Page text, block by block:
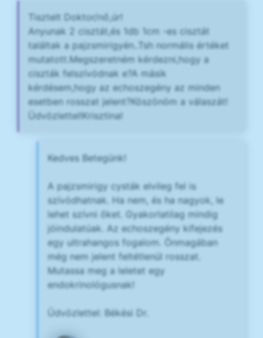
Tisztelt Doktor/nő,úr!
Anyunak 2 cisztát,és 1db 1cm -es cisztát
találtak a pajzsmirigyén..Tsh normális értéket
mutatott.Megszeretném kérdezni,hogy a
ciszták felszívódnak e?A másik
kérdésem,hogy az echoszegény az minden
esetben rosszat jelent?Köszönöm a válaszát!
Üdvözlettel!Krisztina!
Kedves Betegünk!
A pajzsmirigy cysták elvileg fel is
szívódhatnak. Ha nem, és ha nagyok, le
lehet szívni őket. Gyakorlatilag mindig
jóindulatúak. Az echoszegény kifejezés
egy ultrahangos fogalom. Önmagában
még nem jelent feltétlenül rosszat.
Mutassa meg a leletet egy
endokrinológusnak!
Üdvözlettel: Békési Dr.